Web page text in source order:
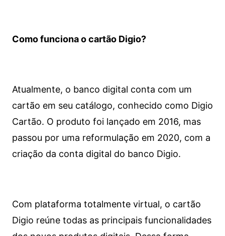
Como funciona o cartão Digio?
Atualmente, o banco digital conta com um
cartão em seu catálogo, conhecido como Digio
Cartão. O produto foi lançado em 2016, mas
passou por uma reformulação em 2020, com a
criação da conta digital do banco Digio.
Com plataforma totalmente virtual, o cartão
Digio reúne todas as principais funcionalidades